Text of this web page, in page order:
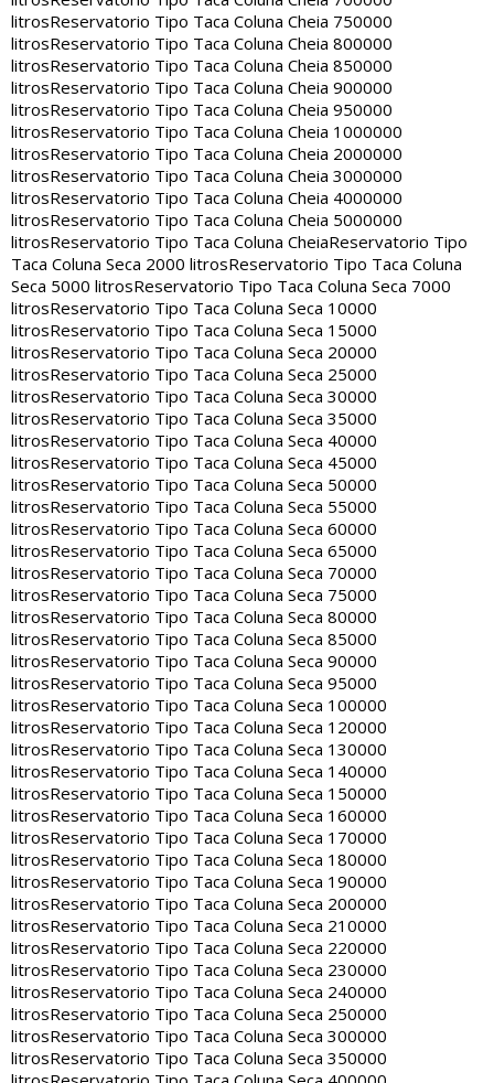
litrosReservatorio Tipo Taca Coluna Cheia 750000
litrosReservatorio Tipo Taca Coluna Cheia 800000
litrosReservatorio Tipo Taca Coluna Cheia 850000
litrosReservatorio Tipo Taca Coluna Cheia 900000
litrosReservatorio Tipo Taca Coluna Cheia 950000
litrosReservatorio Tipo Taca Coluna Cheia 1000000
litrosReservatorio Tipo Taca Coluna Cheia 2000000
litrosReservatorio Tipo Taca Coluna Cheia 3000000
litrosReservatorio Tipo Taca Coluna Cheia 4000000
litrosReservatorio Tipo Taca Coluna Cheia 5000000
litrosReservatorio Tipo Taca Coluna CheiaReservatorio Tipo
Taca Coluna Seca 2000 litrosReservatorio Tipo Taca Coluna
Seca 5000 litrosReservatorio Tipo Taca Coluna Seca 7000
litrosReservatorio Tipo Taca Coluna Seca 10000
litrosReservatorio Tipo Taca Coluna Seca 15000
litrosReservatorio Tipo Taca Coluna Seca 20000
litrosReservatorio Tipo Taca Coluna Seca 25000
litrosReservatorio Tipo Taca Coluna Seca 30000
litrosReservatorio Tipo Taca Coluna Seca 35000
litrosReservatorio Tipo Taca Coluna Seca 40000
litrosReservatorio Tipo Taca Coluna Seca 45000
litrosReservatorio Tipo Taca Coluna Seca 50000
litrosReservatorio Tipo Taca Coluna Seca 55000
litrosReservatorio Tipo Taca Coluna Seca 60000
litrosReservatorio Tipo Taca Coluna Seca 65000
litrosReservatorio Tipo Taca Coluna Seca 70000
litrosReservatorio Tipo Taca Coluna Seca 75000
litrosReservatorio Tipo Taca Coluna Seca 80000
litrosReservatorio Tipo Taca Coluna Seca 85000
litrosReservatorio Tipo Taca Coluna Seca 90000
litrosReservatorio Tipo Taca Coluna Seca 95000
litrosReservatorio Tipo Taca Coluna Seca 100000
litrosReservatorio Tipo Taca Coluna Seca 120000
litrosReservatorio Tipo Taca Coluna Seca 130000
litrosReservatorio Tipo Taca Coluna Seca 140000
litrosReservatorio Tipo Taca Coluna Seca 150000
litrosReservatorio Tipo Taca Coluna Seca 160000
litrosReservatorio Tipo Taca Coluna Seca 170000
litrosReservatorio Tipo Taca Coluna Seca 180000
litrosReservatorio Tipo Taca Coluna Seca 190000
litrosReservatorio Tipo Taca Coluna Seca 200000
litrosReservatorio Tipo Taca Coluna Seca 210000
litrosReservatorio Tipo Taca Coluna Seca 220000
litrosReservatorio Tipo Taca Coluna Seca 230000
litrosReservatorio Tipo Taca Coluna Seca 240000
litrosReservatorio Tipo Taca Coluna Seca 250000
litrosReservatorio Tipo Taca Coluna Seca 300000
litrosReservatorio Tipo Taca Coluna Seca 350000